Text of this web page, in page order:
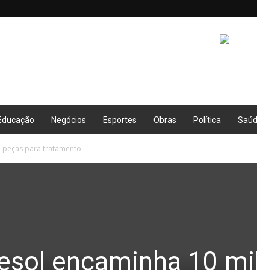
Negócios Esportes Obras Política
peças para tratamento
encaminha 10